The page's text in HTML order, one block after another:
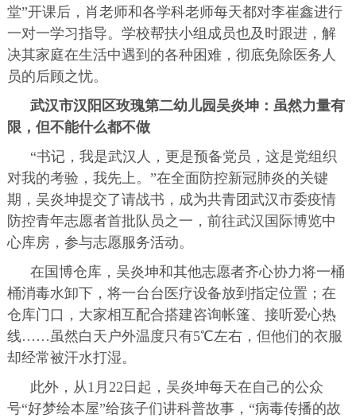
堂”开课后，肖老师和各学科老师每天都对李崔鑫进行
一对一学习指导。学校帮扶小组成员也及时跟进，解
决其家庭在生活中遇到的各种困难，彻底免除医务人
员的后顾之忧。
武汉市汉阳区玫瑰第二幼儿园吴炎坤：虽然力量有
限，但不能什么都不做
“书记，我是武汉人，更是预备党员，这是党组织
对我的考验，我先上。”在全面防控新冠肺炎的关键
期，吴炎坤提交了请战书，成为共青团武汉市委疫情
防控青年志愿者首批队员之一，前往武汉国际博览中
心库房，参与志愿服务活动。
在国博仓库，吴炎坤和其他志愿者齐心协力将一桶
桶消毒水卸下，将一台台医疗设备放到指定位置；在
仓库门口，大家相互配合搭建咨询帐篷、接听爱心热
线……虽然白天户外温度只有5℃左右，但他们的衣服
却经常被汗水打湿。
此外，从1月22日起，吴炎坤每天在自己的公众
号“好梦绘本屋”给孩子们讲科普故事，“病毒传播的故